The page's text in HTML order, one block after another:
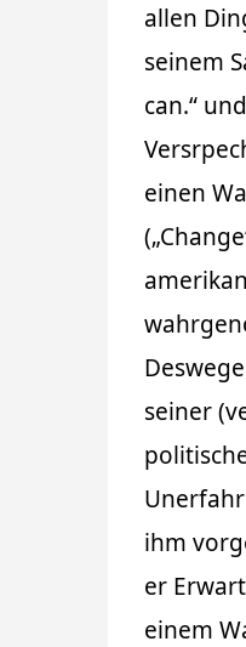
allen
seinem
can.“
einen
seiner
ihm
er
einem